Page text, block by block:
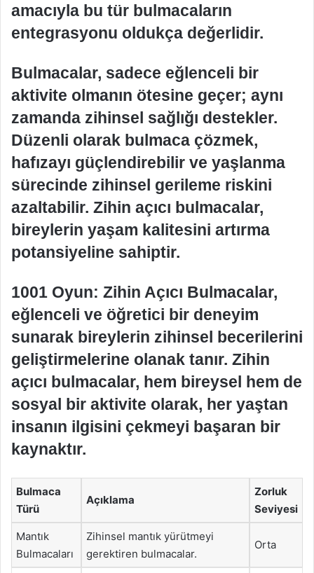
amacıyla bu tür bulmacaların
entegrasyonu oldukça değerlidir.
Bulmacalar, sadece eğlenceli bir
aktivite olmanın ötesine geçer; aynı
zamanda zihinsel sağlığı destekler.
Düzenli olarak bulmaca çözmek,
hafızayı güçlendirebilir ve yaşlanma
sürecinde zihinsel gerileme riskini
azaltabilir. Zihin açıcı bulmacalar,
bireylerin yaşam kalitesini artırma
potansiyeline sahiptir.
1001 Oyun: Zihin Açıcı Bulmacalar,
eğlenceli ve öğretici bir deneyim
sunarak bireylerin zihinsel becerilerini
geliştirmelerine olanak tanır. Zihin
açıcı bulmacalar, hem bireysel hem de
sosyal bir aktivite olarak, her yaştan
insanın ilgisini çekmeyi başaran bir
kaynaktır.
Bulmaca
Türü
Açıklama
Zorluk
Seviyesi
Mantık
Bulmacaları
Zihinsel mantık yürütmeyi
gerektiren bulmacalar.
Orta